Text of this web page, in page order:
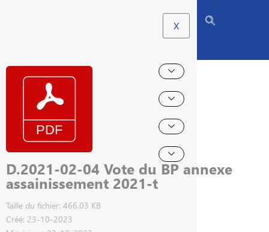
X
D.2021-02-04 Vote du BP annexe
assainissement 2021-t
Taille du fichier: 466.03 KB
Créé: 23-10-2023